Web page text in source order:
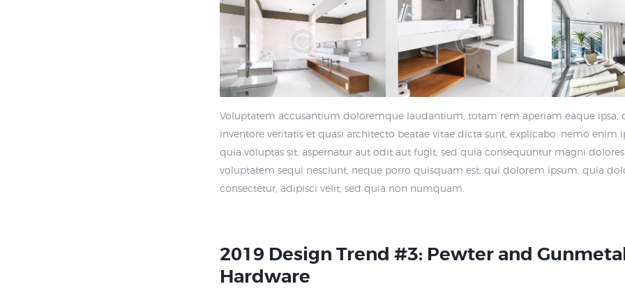
Voluptatem accusantium doloremque laudantium, totam rem aperiam eaque ipsa,
inventore veritatis et quasi architecto beatae vitae dicta sunt, explicabo. nemo enim
quia voluptas sit, aspernatur aut odit aut fugit, sed quia consequuntur magni
voluptatem sequi nesciunt, neque porro quisquam est, qui dolorem ipsum, quia
consectetur, adipisci velit, sed quia non numquam.
2019 Design Trend #3: Pewter and
Hardware